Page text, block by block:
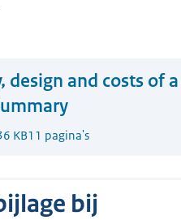
design and costs of
KB11 pagina's
bij